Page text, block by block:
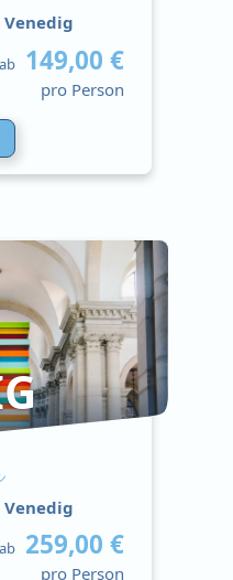
ab 149,00 €
pro Person
ab 259,00 €
pro Person